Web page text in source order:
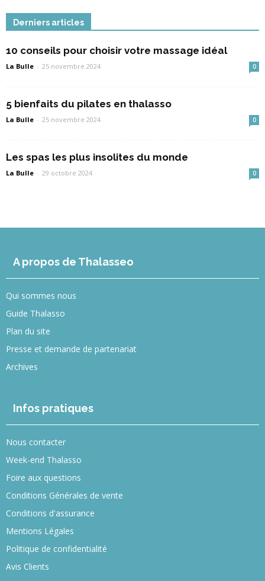
Derniers articles
10 conseils pour choisir votre massage idéal
La Bulle - 25 novembre 2024 0
5 bienfaits du pilates en thalasso
La Bulle - 25 novembre 2024 0
Les spas les plus insolites du monde
La Bulle - 29 octobre 2024 0
A propos de Thalasseo
Qui sommes nous
Guide Thalasso
Plan du site
Presse et demande de partenariat
Archives
Infos pratiques
Nous contacter
Week-end Thalasso
Foire aux questions
Conditions Générales de vente
Conditions d'assurance
Mentions Légales
Politique de confidentialité
Avis Clients